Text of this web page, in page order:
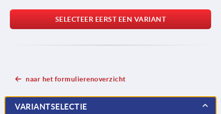
SELECTEER EERST EEN VARIANT
naar het formulierenoverzicht
VARIANTSELECTIE